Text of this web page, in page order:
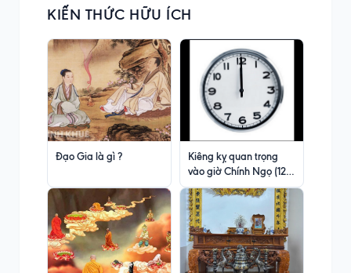
KIẾN THỨC HỮU ÍCH
Đạo Gia là gì ?
Kiêng kỵ quan trọng
vào giờ Chính Ngọ (12
giờ trưa)